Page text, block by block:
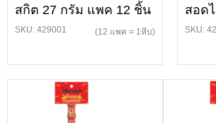
สกิต 27 กรัม แพค 12 ชิ้น
SKU: 429001 (12 แพค = 1หีบ)
สอด
SKU: